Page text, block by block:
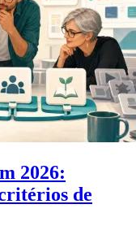
2026:
de